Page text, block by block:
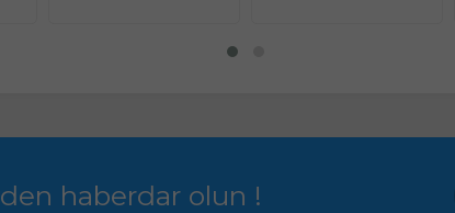
haberdar olun !